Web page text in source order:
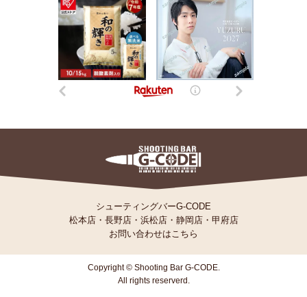
シューティングバーG-CODE
松本店・ 長野店・ 浜松店・ 静岡店・ 甲府店
お問い合わせはこちら
Copyright © Shooting Bar G-CODE.
All rights reserverd.